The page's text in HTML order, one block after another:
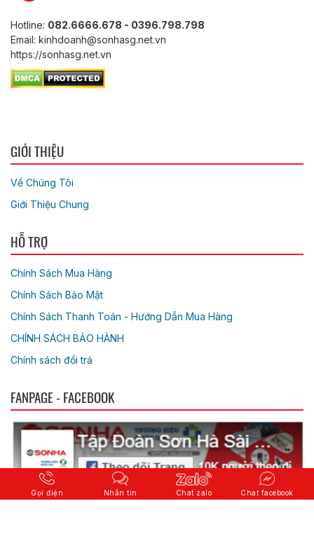
Hotline: 082.6666.678 - 0396.798.798
Email: kinhdoanh@sonhasg.net.vn
https://sonhasg.net.vn
GIỚI THIỆU
Về Chúng Tôi
Giới Thiệu Chung
HỖ TRỢ
Chính Sách Mua Hàng
Chính Sách Bảo Mật
Chính Sách Thanh Toán - Hướng Dẫn Mua Hàng
CHÍNH SÁCH BẢO HÀNH
Chính sách đổi trả
FANPAGE - FACEBOOK
Gọi điện Nhắn tin Chat zalo Chat facebook